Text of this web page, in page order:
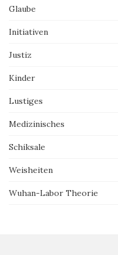
Glaube
Initiativen
Justiz
Kinder
Lustiges
Medizinisches
Schiksale
Weisheiten
Wuhan-Labor Theorie